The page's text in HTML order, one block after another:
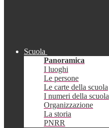
Scuola
Panoramica
I luoghi
Le persone
Le carte della scuola
I numeri della scuola
Organizzazione
La storia
PNRR